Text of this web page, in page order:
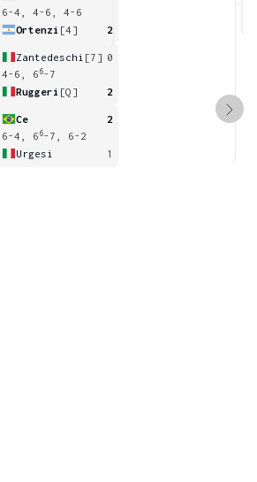
6-4, 4-6, 4-6
Ortenzi [4] 2
Zantedeschi [7] 0
4-6, 6 6-7
Ruggeri [Q] 2
Ce
2
6-4, 6 6-7, 6-2
Urgesi
1